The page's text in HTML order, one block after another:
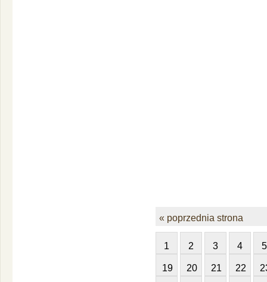
« poprzednia strona
1 2 3 4 5
19 20 21 22